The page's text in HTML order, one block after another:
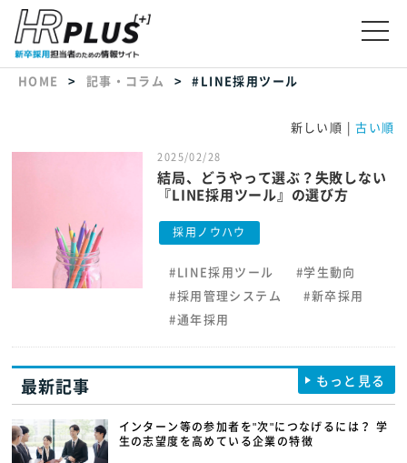
HOME 記事・コラム #LINE採用ツール
新しい順 |古い順
2025/02/28
結局、どうやって選ぶ？失敗しない
『LINE採用ツール』の選び方
採用ノウハウ
#LINE採用ツール
#学生動向
#採用管理システム
#新卒採用
#通年採用
最新記事
インターン等の参加者を"次"につなげるには？ 学
生の志望度を高めている企業の特徴
もっと見る